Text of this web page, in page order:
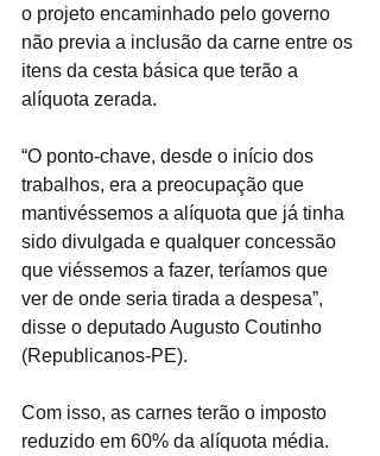
o projeto encaminhado pelo governo
não previa a inclusão da carne entre os
itens da cesta básica que terão a
alíquota zerada.
“O ponto-chave, desde o início dos
trabalhos, era a preocupação que
mantivéssemos a alíquota que já tinha
sido divulgada e qualquer concessão
que viéssemos a fazer, teríamos que
ver de onde seria tirada a despesa”,
disse o deputado Augusto Coutinho
(Republicanos-PE).
Com isso, as carnes terão o imposto
reduzido em 60% da alíquota média.